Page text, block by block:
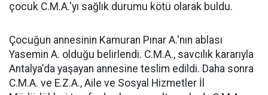
çocuk C.M.A.'yı sağlık durumu kötü olarak buldu.
Çocuğun annesinin Kamuran Pınar A.'nın ablası
Yasemin A. olduğu belirlendi. C.M.A., savcılık kararıyla
Antalya'da yaşayan annesine teslim edildi. Daha sonra
C.M.A. ve E.Z.A., Aile ve Sosyal Hizmetler İl